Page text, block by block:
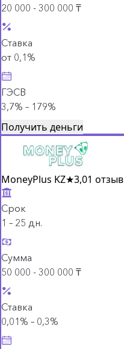
20 000 - 300 000 ₸
Ставка
от 0,1%
ГЭСВ
3,7% – 179%
Получить деньги
MoneyPlus KZ★3,01 отзыв
Срок
1 – 25 дн.
Сумма
50 000 - 300 000 ₸
Ставка
0,01% – 0,3%